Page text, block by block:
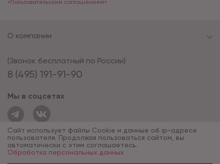
«Пользовательским соглашением»
8 (495) 191-91-90
(Звонок бесплатный по России)
Мы в соцсетях
О компании
© 1994 - 2026*, «ОПУС ТД»
Сайт использует файлы Cookie и данные об ip-адресе
пользователя. Продолжая пользоваться сайтом, вы
автоматически с этим соглашаетесь.
Обработка персональных данных